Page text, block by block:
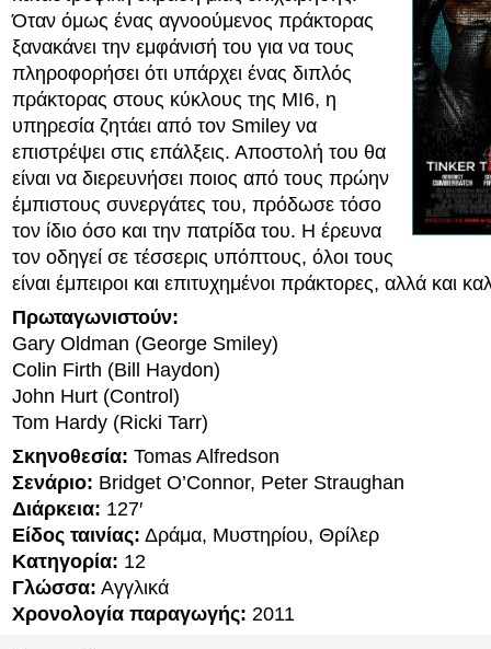
Όταν όμως ένας αγνοούμενος πράκτορας
ξανακάνει την εμφάνισή του για να τους
πληροφορήσει ότι υπάρχει ένας διπλός
πράκτορας στους κύκλους της MI6, η
υπηρεσία ζητάει από τον Smiley να
επιστρέψει στις επάλξεις. Αποστολή του θα
είναι να διερευνήσει ποιος από τους πρώην
έμπιστους συνεργάτες του, πρόδωσε τόσο
τον ίδιο όσο και την πατρίδα του. Η έρευνα
τον οδηγεί σε τέσσερις υπόπτους, όλοι τους
είναι έμπειροι και επιτυχημένοι πράκτορες, αλλά και
Πρωταγωνιστούν:
Gary Oldman (George Smiley)
Colin Firth (Bill Haydon)
John Hurt (Control)
Tom Hardy (Ricki Tarr)
Σκηνοθεσία: Tomas Alfredson
Σενάριο: Bridget O’Connor, Peter Straughan
Διάρκεια: 127′
Είδος ταινίας: Δράμα, Μυστηρίου, Θρίλερ
Κατηγορία: 12
Γλώσσα: Αγγλικά
Χρονολογία παραγωγής: 2011